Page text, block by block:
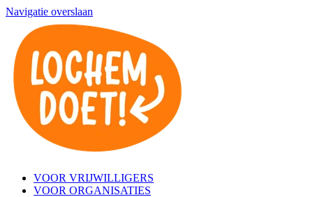
Navigatie overslaan
VOOR VRIJWILLIGERS
VOOR ORGANISATIES